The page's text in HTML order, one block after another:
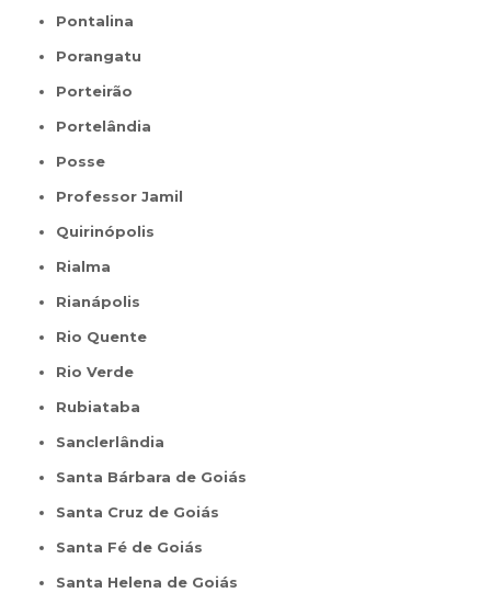
Pontalina
Porangatu
Porteirão
Portelândia
Posse
Professor Jamil
Quirinópolis
Rialma
Rianápolis
Rio Quente
Rio Verde
Rubiataba
Sanclerlândia
Santa Bárbara de Goiás
Santa Cruz de Goiás
Santa Fé de Goiás
Santa Helena de Goiás